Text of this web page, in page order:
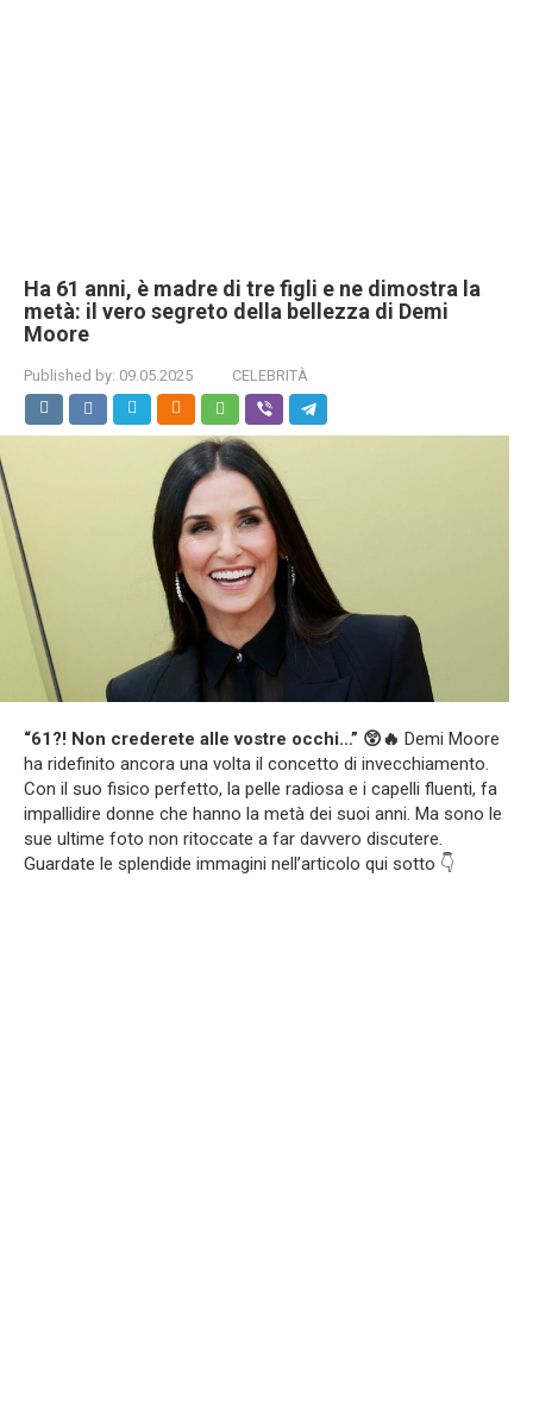
Ha 61 anni, è madre di tre figli e ne dimostra la
metà: il vero segreto della bellezza di Demi
Moore
Published by: 09.05.2025 CELEBRITÀ
“61?! Non crederete alle vostre occhi…” 😲🔥 Demi Moore
ha ridefinito ancora una volta il concetto di invecchiamento.
Con il suo fisico perfetto, la pelle radiosa e i capelli fluenti, fa
impallidire donne che hanno la metà dei suoi anni. Ma sono le
sue ultime foto non ritoccate a far davvero discutere.
Guardate le splendide immagini nell’articolo qui sotto 👇